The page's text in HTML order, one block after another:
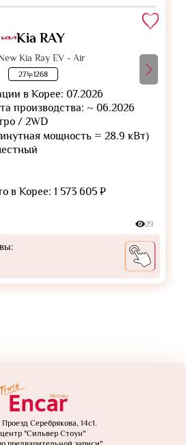
Kia RAY
Kia Ray EV - Air
27누1268
в Корее: 07.2026
производства: ~ 06.2026
/ 2WD
мощность = 28.9 кВт)
в Корее: 1 573 605 ₽
29
Серебрякова, 14с1.
"Сильвер Стоун"